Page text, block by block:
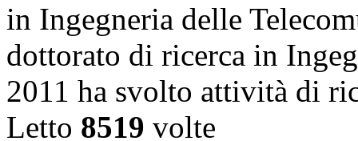
in Ingegneria delle
dottorato di ricerca in
2011 ha svolto attività di
Letto 8519 volte